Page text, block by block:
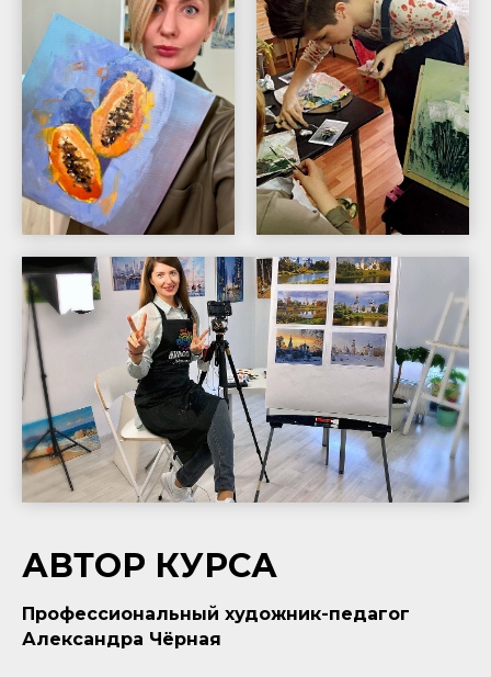
АВТОР КУРСА
Профессиональный художник-педагог
Александра Чёрная